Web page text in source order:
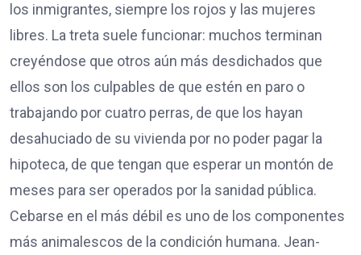
los inmigrantes, siempre los rojos y las mujeres
libres. La treta suele funcionar: muchos terminan
creyéndose que otros aún más desdichados que
ellos son los culpables de que estén en paro o
trabajando por cuatro perras, de que los hayan
desahuciado de su vivienda por no poder pagar la
hipoteca, de que tengan que esperar un montón de
meses para ser operados por la sanidad pública.
Cebarse en el más débil es uno de los componentes
más animalescos de la condición humana. Jean-